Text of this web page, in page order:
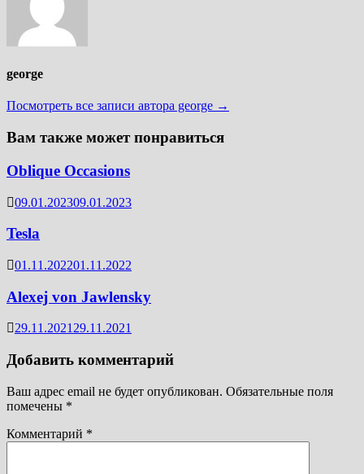
george
Посмотреть все записи автора george →
Вам также может понравиться
Oblique Occasions
09.01.202309.01.2023
Tesla
01.11.202201.11.2022
Alexej von Jawlensky
29.11.2021 29.11.2021
Добавить комментарий
Ваш адрес email не будет опубликован. Обязательные поля
помечены *
Комментарий *